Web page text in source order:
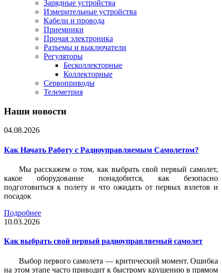
Зарядные устройства
Измерительные устройства
Кабели и провода
Приемники
Прочая электроника
Разъемы и выключатели
Регуляторы
Бесколлекторные
Коллекторные
Сервоприводы
Телеметрия
Наши новости
04.08.2026
Как Начать Работу с Радиоуправляемым Самолетом?
Мы расскажем о том, как выбрать свой первый самолет,
какое оборудование понадобится, как безопасно
подготовиться к полету и что ожидать от первых взлетов и
посадок
Подробнее
10.03.2026
Как выбрать свой первый радиоуправляемый самолет
Выбор первого самолета — критический момент. Ошибка
на этом этапе часто приводит к быстрому крушению в прямом